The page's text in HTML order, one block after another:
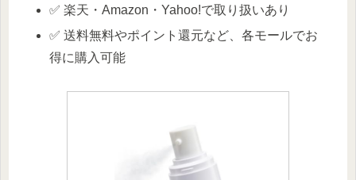
✅ 楽天・Amazon・Yahoo!で取り扱いあり
✅ 送料無料やポイント還元など、各モールでお
得に購入可能